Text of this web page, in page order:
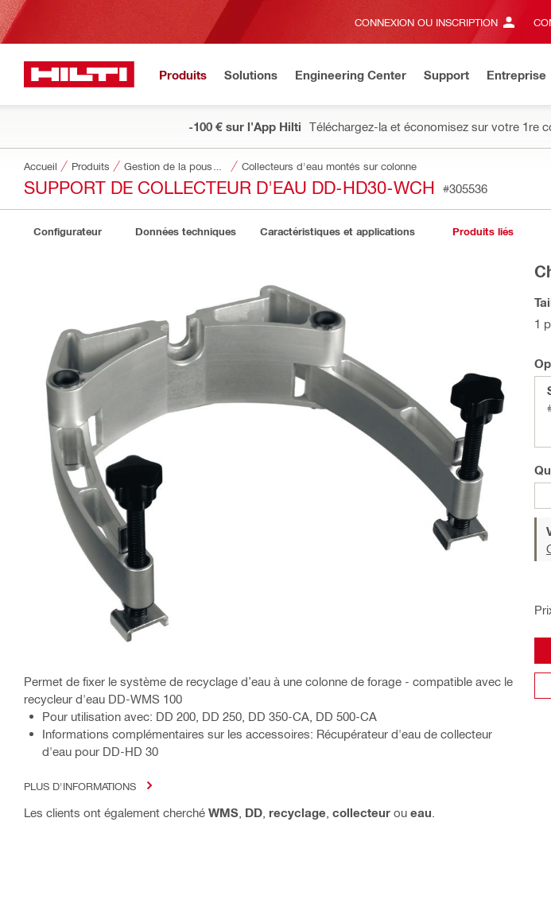
CONNEXION OU INSCRIPTION
Produits Solutions Engineering Center Support Entreprise
-100 € sur l'App Hilti Téléchargez-la et économisez sur votre 1re
Accueil Produits Collecteurs d'eau montés sur colonne
SUPPORT DE COLLECTEUR D'EAU DD-HD30-WCH #305536
Configurateur Données techniques Caractéristiques et applications Produits liés
Permet de fixer le système de recyclage d’eau à une colonne de forage - compatible avec le
recycleur d'eau DD-WMS 100
Pour utilisation avec: DD 200, DD 250, DD 350-CA, DD 500-CA
Informations complémentaires sur les accessoires: Récupérateur d'eau de collecteur
d'eau pour DD-HD 30
PLUS D'INFORMATIONS
Les clients ont également cherché WMS DD recyclage collecteur ou eau
1